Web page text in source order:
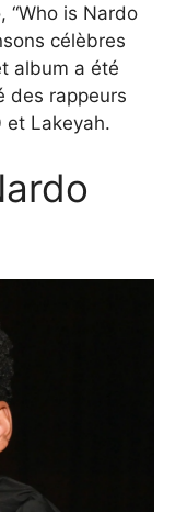
“Who is Nardo
célèbres
album a été
des rappeurs
et Lakeyah.